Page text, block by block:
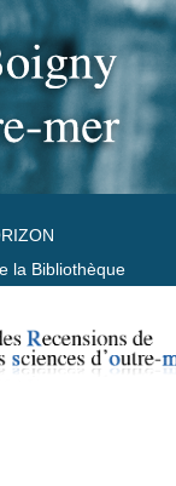
la Bibliothèque